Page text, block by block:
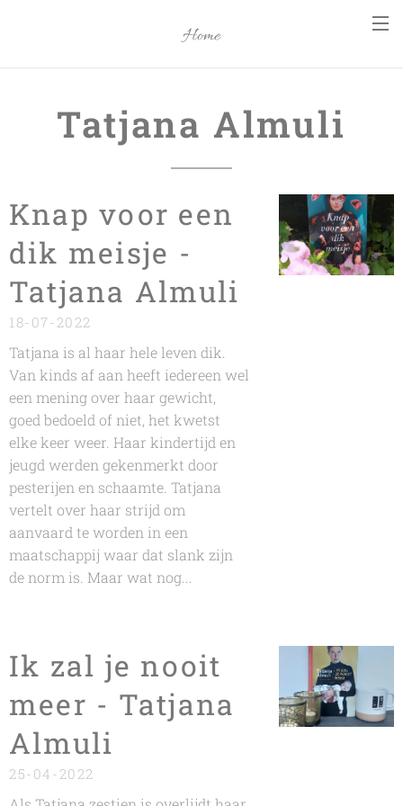
Home
Tatjana Almuli
Knap voor een
dik meisje -
Tatjana Almuli
18-07-2022
Tatjana is al haar hele leven dik.
Van kinds af aan heeft iedereen wel
een mening over haar gewicht,
goed bedoeld of niet, het kwetst
elke keer weer. Haar kindertijd en
jeugd werden gekenmerkt door
pesterijen en schaamte. Tatjana
vertelt over haar strijd om
aanvaard te worden in een
maatschappij waar dat slank zijn
de norm is. Maar wat nog...
Ik zal je nooit
meer - Tatjana
Almuli
25-04-2022